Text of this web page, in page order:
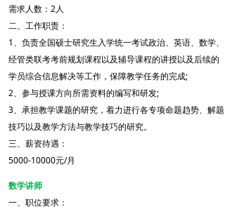
需求人数：2人
二、工作职责：
1、负责全国硕士研究生入学统一考试政治、英语、数学、
经管类联考考前规划课程以及辅导课程的讲授以及后续的
学员综合信息解决等工作，保障教学任务的完成;
2、参与授课方向所需资料的编写和研发;
3、承担教学课题的研究，着力进行各专项命题趋势、解题
技巧以及教学方法与教学技巧的研究。
三、薪资待遇：
5000-10000元/月
数学讲师
一、职位要求：